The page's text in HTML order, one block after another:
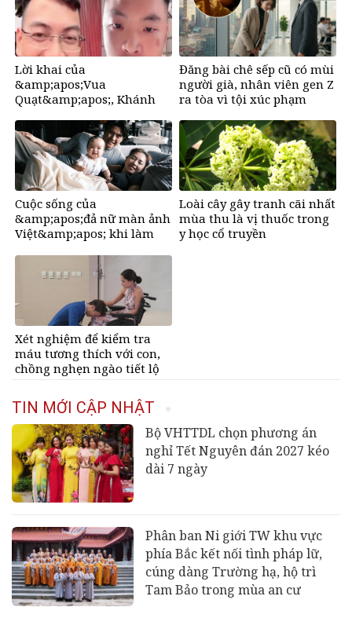
Lời khai của
&amp;apos;Vua
Quạt&amp;apos;, Khánh
và Hồ Văn Khoa
Đăng bài chê sếp cũ có mùi
người già, nhân viên gen Z
ra tòa vì tội xúc phạm
Cuộc sống của
&amp;apos;đả nữ màn ảnh
Việt&amp;apos; khi làm
Loài cây gây tranh cãi nhất
mùa thu là vị thuốc trong
y học cổ truyền
Xét nghiệm để kiểm tra
máu tương thích với con,
chồng nghẹn ngào tiết lộ
TIN MỚI CẬP NHẬT
Bộ VHTTDL chọn phương án
nghỉ Tết Nguyên đán 2027 kéo
dài 7 ngày
Phân ban Ni giới TW khu vực
phía Bắc kết nối tình pháp lữ,
cúng dàng Trường hạ, hộ trì
Tam Bảo trong mùa an cư